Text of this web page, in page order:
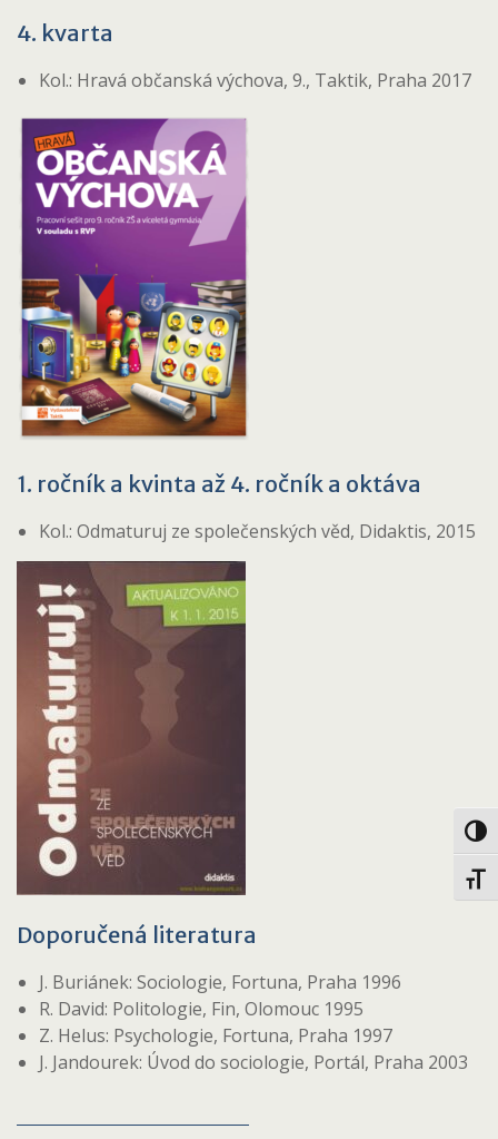
4. kvarta
Kol.: Hravá občanská výchova, 9., Taktik, Praha 2017
1. ročník a kvinta až 4. ročník a oktáva
Kol.: Odmaturuj ze společenských věd, Didaktis, 2015
Doporučená literatura
J. Buriánek: Sociologie, Fortuna, Praha 1996
R. David: Politologie, Fin, Olomouc 1995
Z. Helus: Psychologie, Fortuna, Praha 1997
J. Jandourek: Úvod do sociologie, Portál, Praha 2003